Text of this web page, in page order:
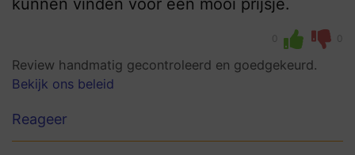
0 0
Review handmatig gecontroleerd en goedgekeurd.
Bekijk ons beleid
Reageer